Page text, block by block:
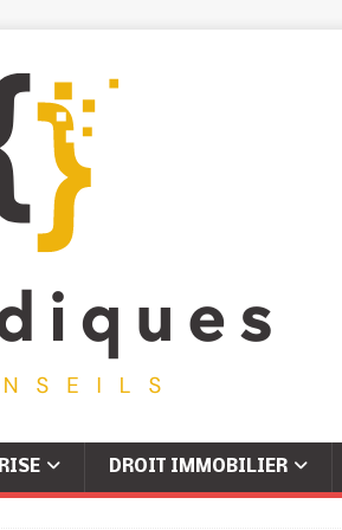
DROIT IMMOBILIER